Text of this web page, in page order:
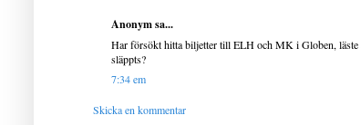
Anonym sa...
Har försökt hitta biljetter till ELH och MK i Globen, läste
släppts?
7:34 em
Skicka en kommentar